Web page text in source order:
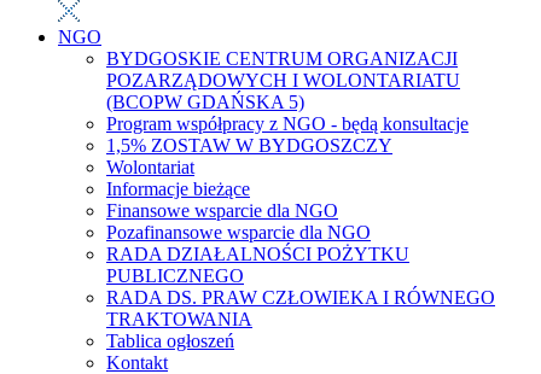
NGO
BYDGOSKIE CENTRUM ORGANIZACJI
POZARZĄDOWYCH I WOLONTARIATU
(BCOPW GDAŃSKA 5)
Program współpracy z NGO - będą konsultacje
1,5% ZOSTAW W BYDGOSZCZY
Wolontariat
Informacje bieżące
Finansowe wsparcie dla NGO
Pozafinansowe wsparcie dla NGO
RADA DZIAŁALNOŚCI POŻYTKU
PUBLICZNEGO
RADA DS. PRAW CZŁOWIEKA I RÓWNEGO
TRAKTOWANIA
Tablica ogłoszeń
Kontakt